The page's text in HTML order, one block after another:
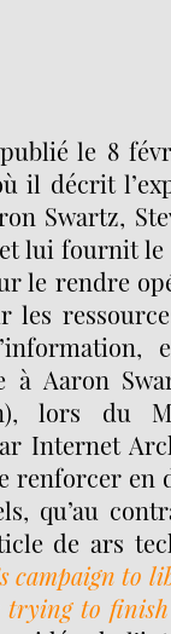
le 8
il décrit
Swartz,
lui fournit
le rendre
les
à Aaron
lors du
Internet
renforcer en
qu’au
de ars
campaign to
trying to